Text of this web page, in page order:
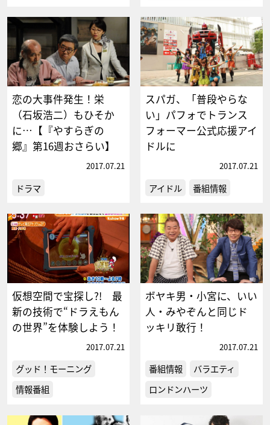
恋の大事件発生！栄
（石坂浩二）もひそか
に…【『やすらぎの
郷』第16週おさらい】
2017.07.21
ドラマ
スパガ、「普段やらな
い」パフォでトランス
フォーマー公式応援アイ
ドルに
2017.07.21
アイドル 番組情報
仮想空間で宝探し?! 最
新の技術で“ドラえもん
の世界”を体験しよう！
2017.07.21
グッド！モーニング
情報番組
ボヤキ男・小宮に、いい
人・みやぞんと同じド
ッキリ敢行！
2017.07.21
番組情報
バラエティ
ロンドンハーツ